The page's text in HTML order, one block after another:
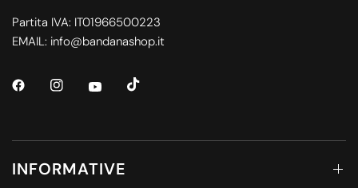
Partita IVA: IT01966500223
EMAIL: info@bandanashop.it
INFORMATIVE